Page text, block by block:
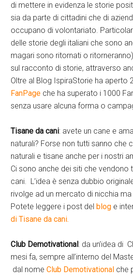
di mettere in evidenza le storie
sia da parte di cittadini che di
occupano di volontariato.
delle storie degli italiani che sono
magari sono ritornati o
sul racconto di storie, attraverso
Oltre al Blog IspiraStorie ha aperto
FanPage che ha superato i 1000
senza usare alcuna forma o
Tisane da cani: avete un cane e
naturali? Forse non tutti sanno che
naturali e tisane anche per i nostri
Ci sono anche dei siti che vendono
cani. L’idea è senza dubbio
rivolge ad un mercato di nicchia ma
Potete leggere i post del blog e
di Tisane da cani.
Club Demotivational : da un’idea di
mesi fa, sempre all’interno del
dal nomeClub Demotivational che